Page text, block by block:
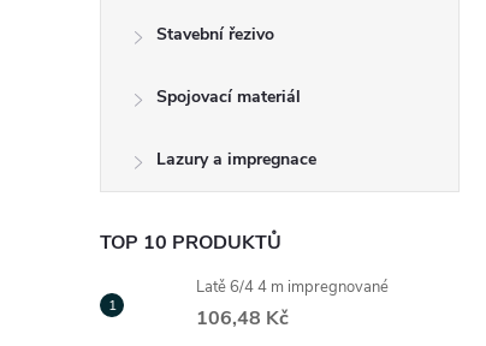
Stavební řezivo
Spojovací materiál
Lazury a impregnace
TOP 10 PRODUKTŮ
Latě 6/4 4 m impregnované
106,48 Kč